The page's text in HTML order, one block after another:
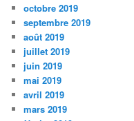
octobre 2019
septembre 2019
août 2019
juillet 2019
juin 2019
mai 2019
avril 2019
mars 2019